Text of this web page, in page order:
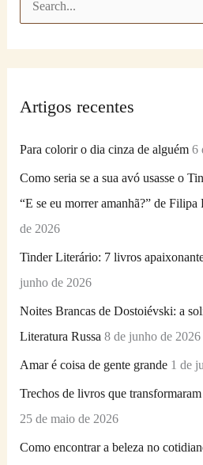
u
o
r
:
Artigos recentes
Para colorir o dia cinza de alguém 6
Como seria se a sua avó usasse o
“E se eu morrer amanhã?” de Filipa
de 2026
Tinder Literário: 7 livros
junho de 2026
Noites Brancas de Dostoiévski: a
Literatura Russa 8 de junho de 2026
Amar é coisa de gente grande 1 de
Trechos de livros que
25 de maio de 2026
Como encontrar a beleza no